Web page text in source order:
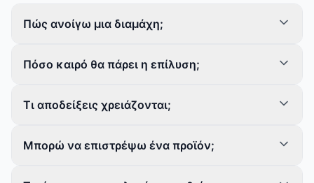
Πώς ανοίγω μια διαμάχη;
Πόσο καιρό θα πάρει η επίλυση;
Τι αποδείξεις χρειάζονται;
Μπορώ να επιστρέψω ένα προϊόν;